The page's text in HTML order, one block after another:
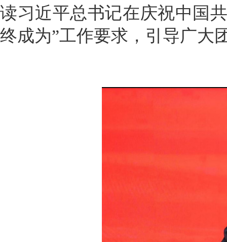
读习近平总书记在庆祝中国
终成为”工作要求，引导广大